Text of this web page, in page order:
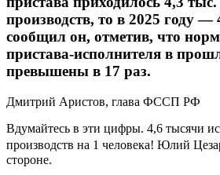
производств, то в 2025 году —
сообщил он, отметив, что
пристава-исполнителя в
превышены в 17 раз.
Дмитрий Аристов, глава ФССП РФ
Вдумайтесь в эти цифры. 4,6 тысячи
производств на 1 человека! Юлий
стороне.